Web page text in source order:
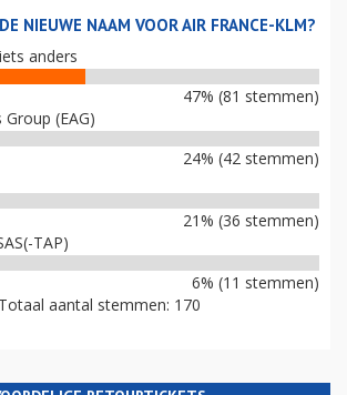
NIEUWE NAAM VOOR AIR FRANCE-KLM?
anders
47% (81 stemmen)
(EAG)
24% (42 stemmen)
21% (36 stemmen)
TAP)
6% (11 stemmen)
Totaal aantal stemmen: 170